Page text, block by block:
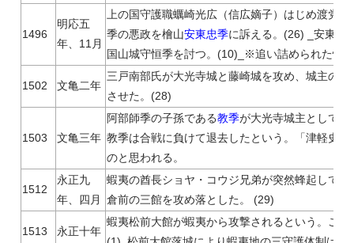
1496
明応五
年、11月
上の国守護職蠣崎光広（信広嫡子）はじめ渡党
季の悪政を檜山安東忠季に訴える。(26) _安東忠
国山城守恒季を討つ。(10)_※追い詰められた恒
1502 文亀二年
三戸南部氏が大光寺城と藤崎城を攻め、城主の安
させた。(28)
1503 文亀三年
阿部師季の子孫である教季が大光寺城主として
教季は合戦に負けて退去したという。「津軽史
のと思われる。
1512
永正九
年、四月
蝦夷の酋長ショヤ・コウジ兄弟が突然蜂起して
倉前の三館を攻め落とした。 (29)
1513 永正十年
蝦夷松前大館が蝦夷から攻撃されるという。こ